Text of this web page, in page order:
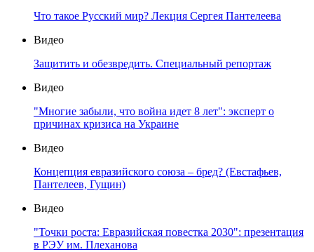
Что такое Русский мир? Лекция Сергея Пантелеева
Видео
Защитить и обезвредить. Специальный репортаж
Видео
"Многие забыли, что война идет 8 лет": эксперт о
причинах кризиса на Украине
Видео
Концепция евразийского союза – бред? (Евстафьев,
Пантелеев, Гущин)
Видео
"Точки роста: Евразийская повестка 2030": презентация
в РЭУ им. Плеханова